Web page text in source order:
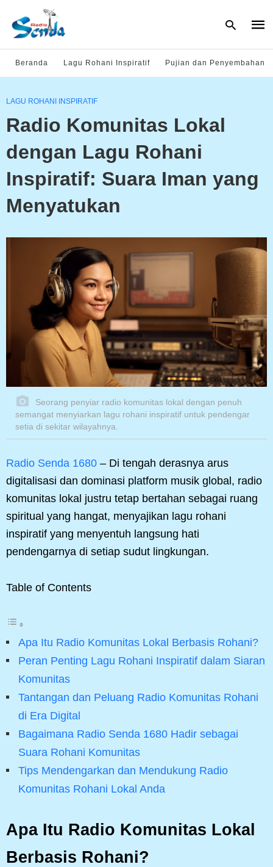
Beranda Lagu Rohani Inspiratif Pujian dan Penyembahan
LAGU ROHANI INSPIRATIF
Radio Komunitas Lokal
dengan Lagu Rohani
Inspiratif: Suara Iman yang
Menyatukan
Seorang penyiar radio komunitas lokal dengan penuh
semangat menyiarkan lagu rohani inspiratif untuk pendengar
setia di sekitar wilayahnya.
Radio Senda 1680 – Di tengah derasnya arus
digitalisasi dan dominasi platform musik global, radio
komunitas lokal justru tetap bertahan sebagai ruang
spiritual yang hangat, menyajikan lagu rohani
inspiratif yang menyentuh langsung hati
pendengarnya di setiap sudut lingkungan.
Table of Contents
Apa Itu Radio Komunitas Lokal Berbasis Rohani?
Peran Penting Lagu Rohani Inspiratif dalam Siaran
Komunitas
Tantangan dan Peluang Radio Komunitas Rohani
di Era Digital
Bagaimana Radio Senda 1680 Hadir sebagai
Suara Rohani Komunitas
Tips Mendengarkan dan Mendukung Radio
Komunitas Rohani Lokal Anda
Apa Itu Radio Komunitas Lokal
Berbasis Rohani?